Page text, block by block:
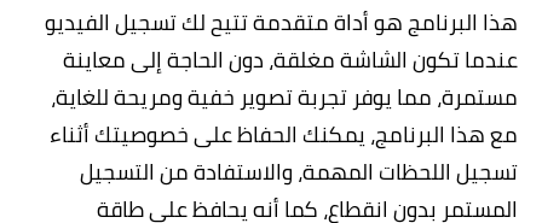
هذا البرنامج هو أداة متقدمة تتيح لك تسجيل الفيديو
عندما تكون الشاشة مغلقة، دون الحاجة إلى معاينة
مستمرة، مما يوفر تجربة تصوير خفية ومريحة للغاية،
مع هذا البرنامج، يمكنك الحفاظ على خصوصيتك أثناء
تسجيل اللحظات المهمة، والاستفادة من التسجيل
المستمر بدون انقطاع، كما أنه يحافظ على طاقة